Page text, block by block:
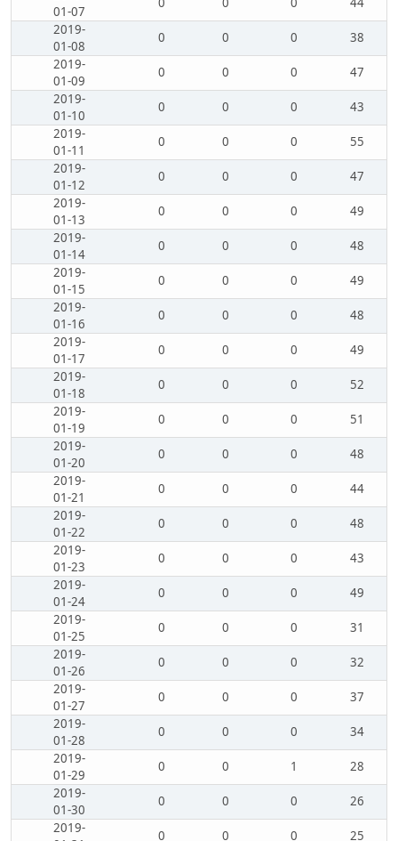
01-07
2019-
01-08
0 0 0
38
2019-
01-09
0 0 0
47
2019-
01-10
0 0 0
43
2019-
01-11
0 0 0
55
2019-
01-12
0 0 0
47
2019-
01-13
0 0 0
49
2019-
01-14
0 0 0
48
2019-
01-15
0 0 0
49
2019-
01-16
0 0 0
48
2019-
01-17
0 0 0
49
2019-
01-18
0 0 0
52
2019-
01-19
0 0 0
51
2019-
01-20
0 0 0
48
2019-
01-21
0 0 0
44
2019-
01-22
0 0 0
48
2019-
01-23
0 0 0
43
2019-
01-24
0 0 0
49
2019-
01-25
0 0 0
31
2019-
01-26
0 0 0
32
2019-
01-27
0 0 0
37
2019-
01-28
0 0 0
34
2019-
01-29
0 0 1
28
2019-
01-30
0 0 0
26
2019-
0 0 0
25